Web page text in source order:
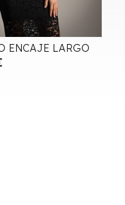
ENCAJE LARGO